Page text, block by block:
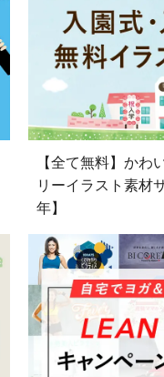
【全て無料】かわ
リーイラスト素材
年】